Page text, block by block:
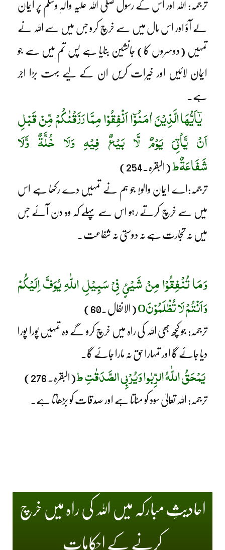
ترجمہ: اللہ اور اس کے رسول صلی اللہ علیہ وآلہٖ وسلم پر ایمان
لے آؤ اور اس مال میں سے خرچ کرو جس میں سے اللہ نے
تمہیں (دوسروں کا) جانشین بنایا ہے پس تم میں سے جو
ایمان لائیں اور خیرات کریں ان کے لیے بہت بڑا اجر
ہے۔
یٰٓاَیُّھَا الَّذِیْنَ اٰمَنُوْٓا اَنْفِقُوْا مِمَّا رَزَقْنٰکُمْ مِّنْ قَبْلِ
اَنْ یَّاْتِیَ یَوْمٌ لَّا بَیْعٌ فِیْہِ وَلَا خُلَّۃٌ وَّلَا
شَفَاعَۃٌط (البقرہ۔254)
ترجمہ:اے ایمان والو! جو ہم نے تمہیں دے رکھا ہے اس
میں سے خرچ کرتے رہو اس سے پہلے کہ وہ دن آئے جس
میں نہ تجارت ہے نہ دوستی نہ شفاعت۔
وَمَا تُنْفِقُوْا مِنْ شَیْئٍ فِیْ سَبِیْلِ اللّٰہِ یُوَفَّ اِلَیْکُمْ
وَاَنْتُمْ لَا تُظْلَمُوْنَo (الانفال۔60)
ترجمہ: جو کچھ بھی اللہ کی راہ میں خرچ کرو گے وہ تمہیں پورا پورا
دیا جائے گا اور تمہارا حق نہ مارا جائے گا۔
یَمْحَقُ اللّٰہُ الرِّبٰوا وَیُرْبِی الصَّدَقٰتِ ط(البقرہ۔ 276)
ترجمہ: اللہ تعالیٰ سود کو مٹاتا ہے اور صدقات کو بڑھاتا ہے۔
احادیثِ مبارکہ میں اللہ کی راہ میں خرچ
کرنے کے احکامات